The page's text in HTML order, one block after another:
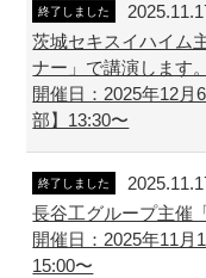
終了しました
茨城セキスイハイム
ナー」で講演します。
開催日：2025年12月
部】13:30〜
終了しました
長谷工グループ主催
開催日：2025年11月
15:00〜